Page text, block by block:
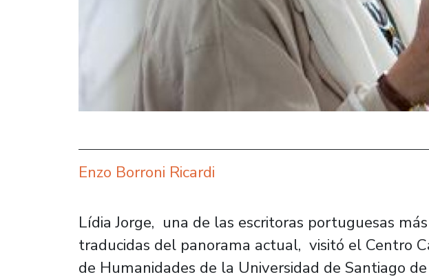
Enzo Borroni Ricardi
Lídia Jorge, una de las escritoras portuguesas
traducidas del panorama actual, visitó el Centro
de Humanidades de la Universidad de Santiago